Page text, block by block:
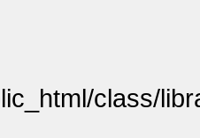
class/